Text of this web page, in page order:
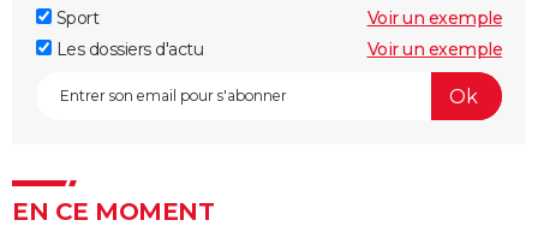
Sport
Voir un exemple
Les dossiers d'actu
Voir un exemple
EN CE MOMENT